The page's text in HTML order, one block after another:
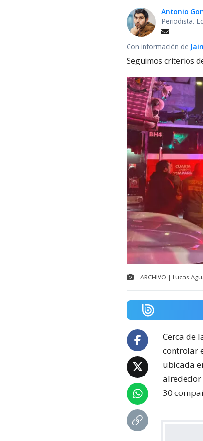
Antonio
Periodista.
Con información de
Seguimos criterios
ARCHIVO | Lucas
Cerca de
controlar
ubicada
alrededor
30